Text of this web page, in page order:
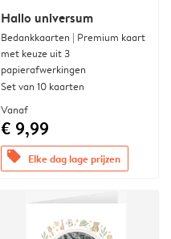
Hallo universum
Bedankkaarten | Premium kaart
met keuze uit 3
papierafwerkingen
Set van 10 kaarten
Vanaf
€ 9,99
offers Elke dag lage prijzen